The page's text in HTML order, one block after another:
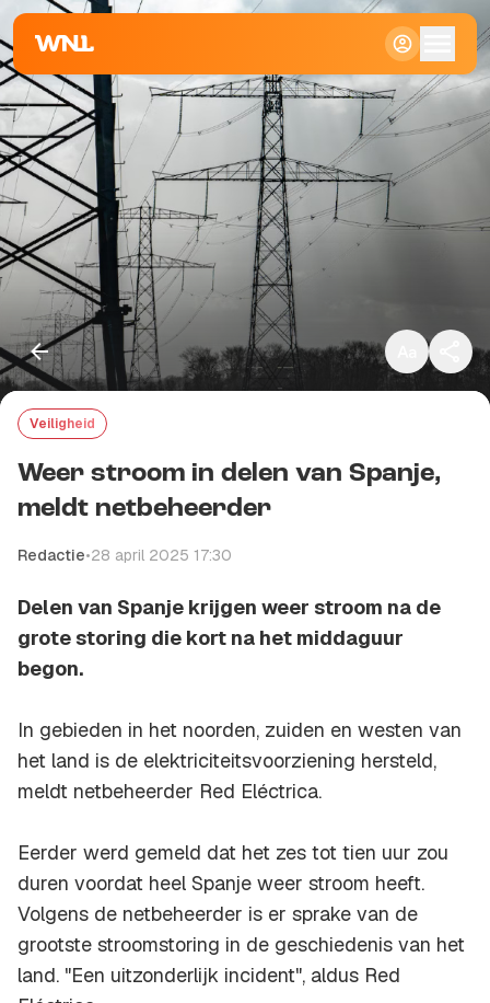
Veiligheid
Weer stroom in delen van Spanje,
meldt netbeheerder
Redactie•28 april 2025 17:30
Delen van Spanje krijgen weer stroom na de
grote storing die kort na het middaguur
begon.
In gebieden in het noorden, zuiden en westen van
het land is de elektriciteitsvoorziening hersteld,
meldt netbeheerder Red Eléctrica.
Eerder werd gemeld dat het zes tot tien uur zou
duren voordat heel Spanje weer stroom heeft.
Volgens de netbeheerder is er sprake van de
grootste stroomstoring in de geschiedenis van het
land. "Een uitzonderlijk incident", aldus Red